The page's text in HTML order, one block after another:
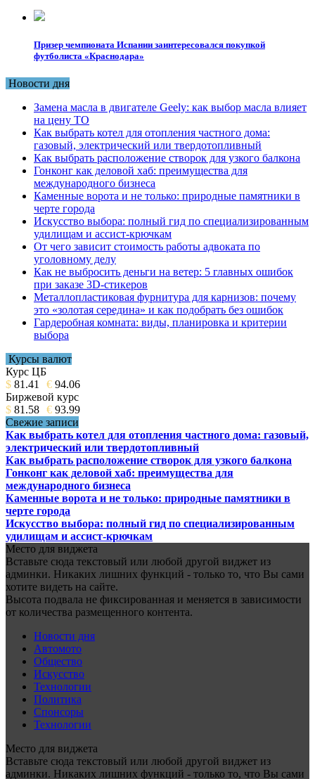
Призер чемпионата Испании заинтересовался покупкой
футболиста «Краснодара»
Новости дня
Замена масла в двигателе Geely: как выбор масла влияет
на цену ТО
Как выбрать котел для отопления частного дома:
газовый, электрический или твердотопливный
Как выбрать расположение створок для узкого балкона
Гонконг как деловой хаб: преимущества для
международного бизнеса
Каменные ворота и не только: природные памятники в
черте города
Искусство выбора: полный гид по специализированным
удилищам и ассист-крючкам
От чего зависит стоимость работы адвоката по
уголовному делу
Как не выбросить деньги на ветер: 5 главных ошибок
при заказе 3D-стикеров
Металлопластиковая фурнитура для карнизов: почему
это «золотая середина» и как подобрать без ошибок
Гардеробная комната: виды, планировка и критерии
выбора
Курсы валют
Курс ЦБ
$ 81.41 € 94.06
Биржевой курс
$ 81.58 € 93.99
Свежие записи
Как выбрать котел для отопления частного дома: газовый,
электрический или твердотопливный
Как выбрать расположение створок для узкого балкона
Гонконг как деловой хаб: преимущества для
международного бизнеса
Каменные ворота и не только: природные памятники в
черте города
Искусство выбора: полный гид по специализированным
удилищам и ассист-крючкам
Место для виджета
Вставьте сюда текстовый или любой другой виджет из
админки. Никаких лишних функций - только то, что Вы сами
хотите видеть на сайте.
Высота подвала не фиксированная и меняется в зависимости
от количества размещенного контента.
Новости дня
Автомото
Общество
Искусство
Технологии
Политика
Спонсоры
Технологии
Место для виджета
Вставьте сюда текстовый или любой другой виджет из
админки. Никаких лишних функций - только то, что Вы сами